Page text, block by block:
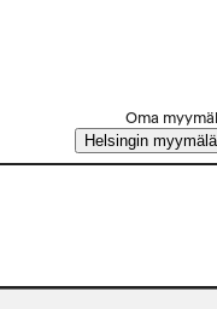
Oma
Helsingin myymälä